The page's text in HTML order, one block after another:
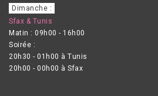
Dimanche :
Sfax & Tunis
Matin : 09h00 - 16h00
Soirée :
20h30 - 01h00 à Tunis
20h00 - 00h00 à Sfax